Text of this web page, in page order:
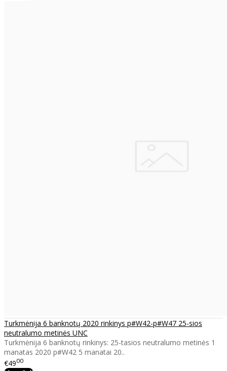
Turkmėnija 6 banknotų 2020 rinkinys p#W42-p#W47 25-sios
neutralumo metinės UNC
Turkmėnija 6 banknotų rinkinys: 25-tasios neutralumo metinės 1
manatas 2020 p#W42 5 manatai 20..
€4900